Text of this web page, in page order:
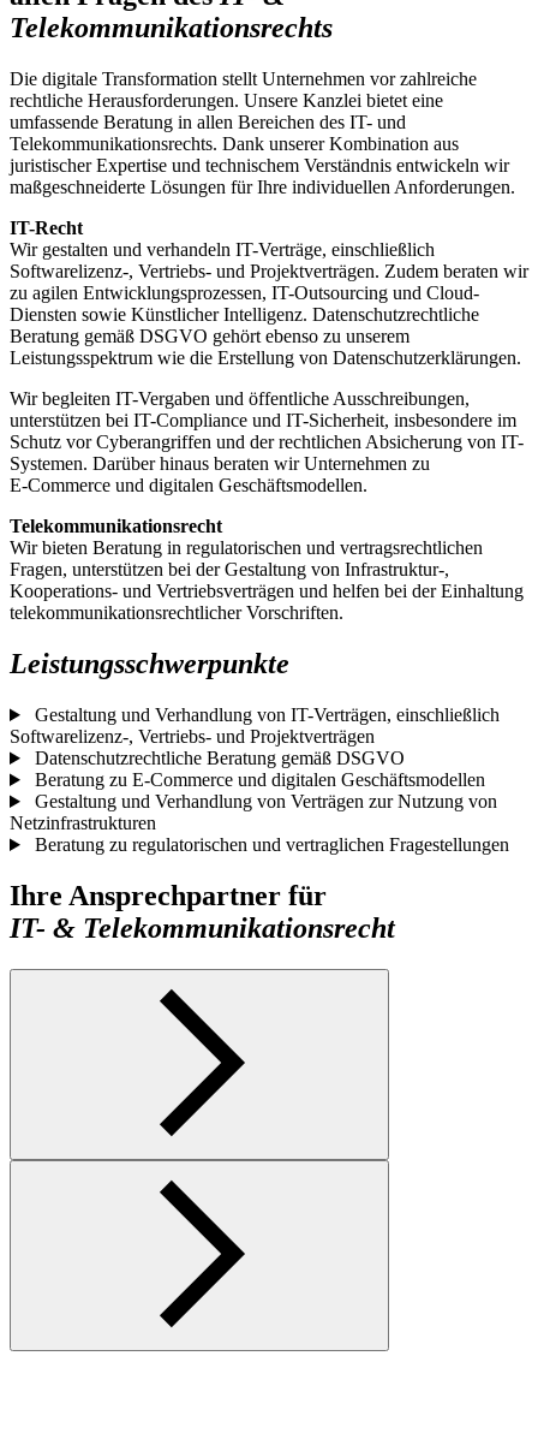
Telekommunikationsrechts
Die digitale Transformation stellt Unternehmen vor zahlreiche
rechtliche Herausforderungen. Unsere Kanzlei bietet eine
umfassende Beratung in allen Bereichen des IT- und
Telekommunikationsrechts. Dank unserer Kombination aus
juristischer Expertise und technischem Verständnis entwickeln wir
maßgeschneiderte Lösungen für Ihre individuellen Anforderungen.
IT-Recht
Wir gestalten und verhandeln IT-Verträge, einschließlich
Softwarelizenz-, Vertriebs- und Projektverträgen. Zudem beraten wir
zu agilen Entwicklungsprozessen, IT-Outsourcing und Cloud-
Diensten sowie Künstlicher Intelligenz. Datenschutzrechtliche
Beratung gemäß DSGVO gehört ebenso zu unserem
Leistungsspektrum wie die Erstellung von Datenschutzerklärungen.
Wir begleiten IT-Vergaben und öffentliche Ausschreibungen,
unterstützen bei IT-Compliance und IT-Sicherheit, insbesondere im
Schutz vor Cyberangriffen und der rechtlichen Absicherung von IT-
Systemen. Darüber hinaus beraten wir Unternehmen zu
E-Commerce und digitalen Geschäftsmodellen.
Telekommunikationsrecht
Wir bieten Beratung in regulatorischen und vertragsrechtlichen
Fragen, unterstützen bei der Gestaltung von Infrastruktur-,
Kooperations- und Vertriebsverträgen und helfen bei der Einhaltung
telekommunikationsrechtlicher Vorschriften.
Leistungsschwerpunkte
Gestaltung und Verhandlung von IT-Verträgen, einschließlich
Softwarelizenz-, Vertriebs- und Projektverträgen
Datenschutzrechtliche Beratung gemäß DSGVO
Beratung zu E-Commerce und digitalen Geschäftsmodellen
Gestaltung und Verhandlung von Verträgen zur Nutzung von
Netzinfrastrukturen
Beratung zu regulatorischen und vertraglichen Fragestellungen
Ihre Ansprechpartner für
IT- & Telekommunikationsrecht